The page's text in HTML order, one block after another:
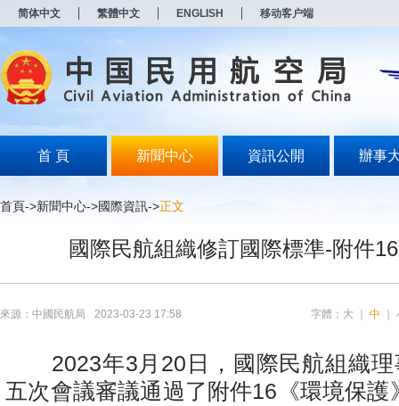
简体中文 繁體中文 ENGLISH 移动客户端
首 頁 新聞中心 資訊公開 辦事
首頁->新聞中心->國際資訊->正文
國際民航組織修訂國際標準-附件
來源：中國民航局 2023-03-23 17:58 字體： 大 中
2023年3 月 20 日，國際民航組織
五次會議審議通過了附件16 《環境保
打
开
无
障
说
按
Alt
开